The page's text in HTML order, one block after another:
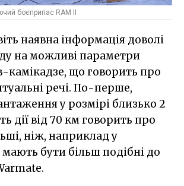
боєприпас RAM ІІ
наявна інформація доволі
на можливі параметри
камікадзе, що говорить про
речі. По-перше,
у розмірі близько 2
дії від 70 км говорить про
ніж, наприклад у
бути більш подібні до